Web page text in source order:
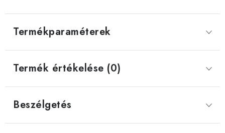
Termékparaméterek
Termék értékelése (0)
Beszélgetés